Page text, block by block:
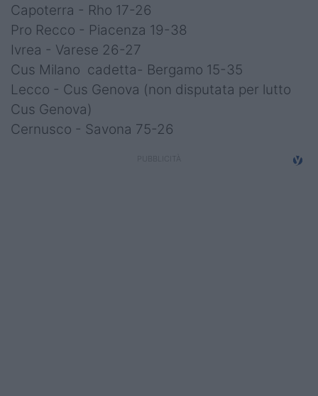
Capoterra - Rho 17-26
Pro Recco - Piacenza 19-38
Ivrea - Varese 26-27
Cus Milano cadetta- Bergamo 15-35
Lecco - Cus Genova (non disputata per lutto
Cus Genova)
Cernusco - Savona 75-26